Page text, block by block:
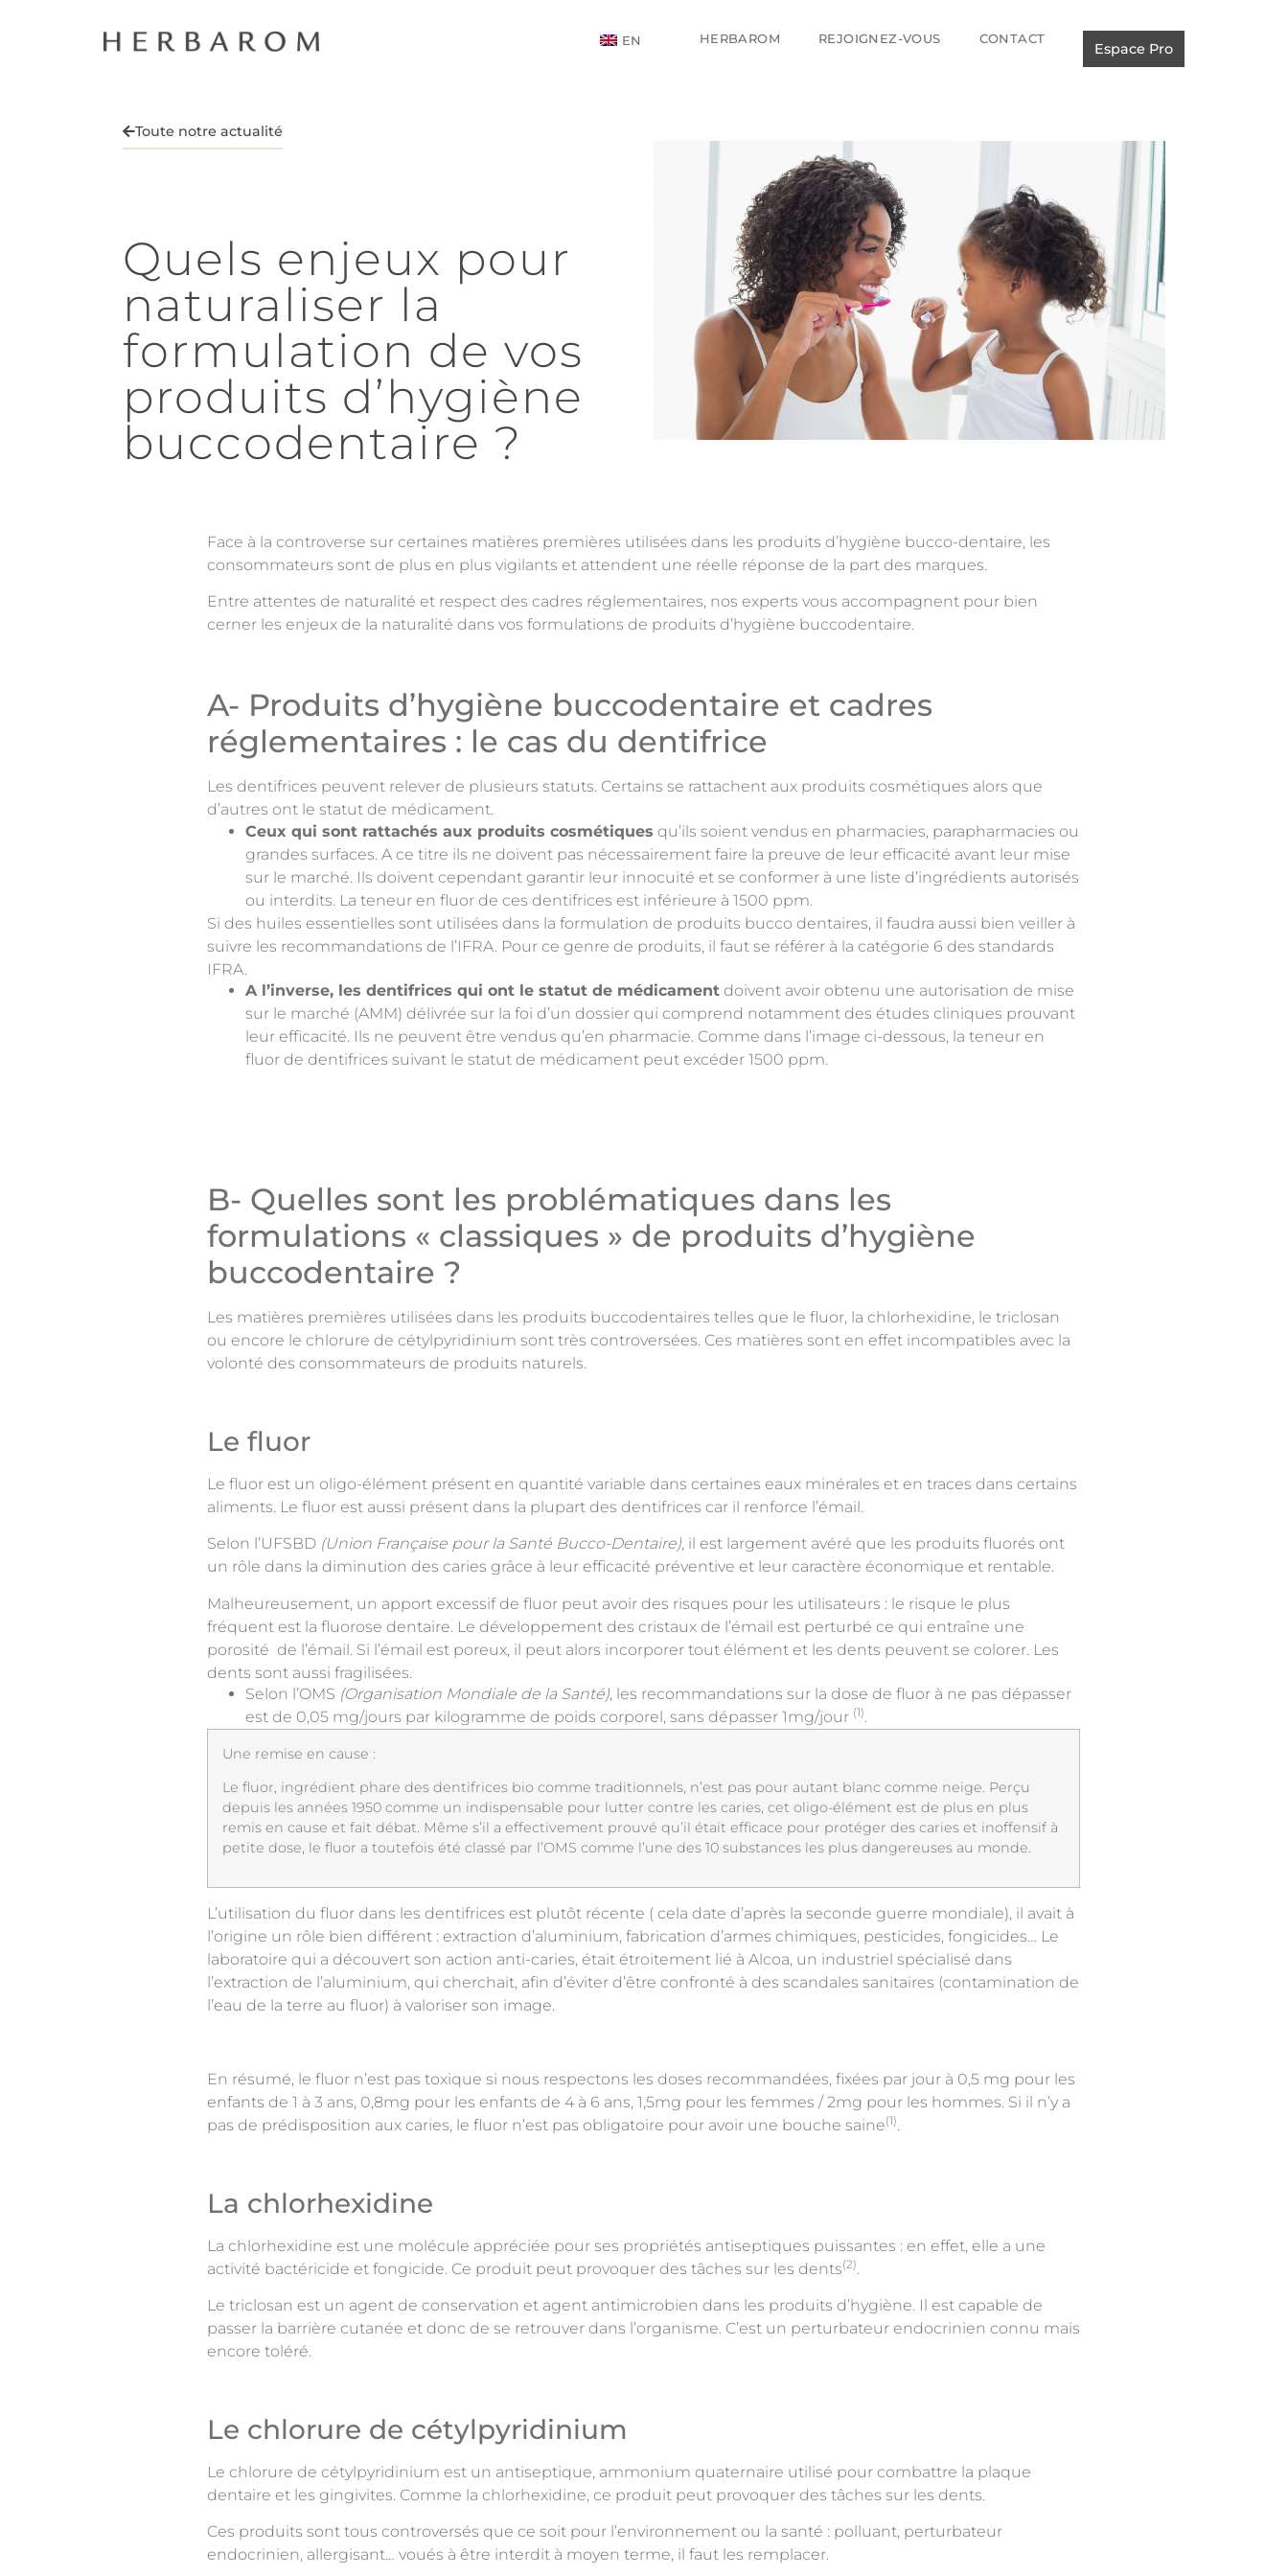
EN HERBAROM REJOIGNEZ-VOUS CONTACT
Espace Pro
Toute notre actualité
Quels enjeux pour
naturaliser la
formulation de vos
produits d’hygiène
buccodentaire ?
Face à la controverse sur certaines matières premières utilisées dans les produits d’hygiène bucco-dentaire, les
consommateurs sont de plus en plus vigilants et attendent une réelle réponse de la part des marques.
Entre attentes de naturalité et respect des cadres réglementaires, nos experts vous accompagnent pour bien
cerner les enjeux de la naturalité dans vos formulations de produits d’hygiène buccodentaire.
A- Produits d’hygiène buccodentaire et cadres
réglementaires : le cas du dentifrice
Les dentifrices peuvent relever de plusieurs statuts. Certains se rattachent aux produits cosmétiques alors que
d’autres ont le statut de médicament.
Ceux qui sont rattachés aux produits cosmétiques qu’ils soient vendus en pharmacies, parapharmacies ou
grandes surfaces. A ce titre ils ne doivent pas nécessairement faire la preuve de leur efficacité avant leur mise
sur le marché. Ils doivent cependant garantir leur innocuité et se conformer à une liste d’ingrédients autorisés
ou interdits. La teneur en fluor de ces dentifrices est inférieure à 1500 ppm.
Si des huiles essentielles sont utilisées dans la formulation de produits bucco dentaires, il faudra aussi bien veiller à
suivre les recommandations de l’IFRA. Pour ce genre de produits, il faut se référer à la catégorie 6 des standards
IFRA.
A l’inverse, les dentifrices qui ont le statut de médicament doivent avoir obtenu une autorisation de mise
sur le marché (AMM) délivrée sur la foi d’un dossier qui comprend notamment des études cliniques prouvant
leur efficacité. Ils ne peuvent être vendus qu’en pharmacie. Comme dans l’image ci-dessous, la teneur en
fluor de dentifrices suivant le statut de médicament peut excéder 1500 ppm.
B- Quelles sont les problématiques dans les
formulations « classiques » de produits d’hygiène
buccodentaire ?
Les matières premières utilisées dans les produits buccodentaires telles que le fluor, la chlorhexidine, le triclosan
ou encore le chlorure de cétylpyridinium sont très controversées. Ces matières sont en effet incompatibles avec la
volonté des consommateurs de produits naturels.
Le fluor
Le fluor est un oligo-élément présent en quantité variable dans certaines eaux minérales et en traces dans certains
aliments. Le fluor est aussi présent dans la plupart des dentifrices car il renforce l’émail.
Selon l’UFSBD (Union Française pour la Santé Bucco-Dentaire), il est largement avéré que les produits fluorés ont
un rôle dans la diminution des caries grâce à leur efficacité préventive et leur caractère économique et rentable.
Malheureusement, un apport excessif de fluor peut avoir des risques pour les utilisateurs : le risque le plus
fréquent est la fluorose dentaire. Le développement des cristaux de l’émail est perturbé ce qui entraîne une
porosité de l’émail. Si l’émail est poreux, il peut alors incorporer tout élément et les dents peuvent se colorer. Les
dents sont aussi fragilisées.
Selon l’OMS (Organisation Mondiale de la Santé), les recommandations sur la dose de fluor à ne pas dépasser
est de 0,05 mg/jours par kilogramme de poids corporel, sans dépasser 1mg/jour (1).
Une remise en cause :
Le fluor, ingrédient phare des dentifrices bio comme traditionnels, n’est pas pour autant blanc comme neige. Perçu
depuis les années 1950 comme un indispensable pour lutter contre les caries, cet oligo-élément est de plus en plus
remis en cause et fait débat. Même s’il a effectivement prouvé qu’il était efficace pour protéger des caries et inoffensif à
petite dose, le fluor a toutefois été classé par l’OMS comme l’une des 10 substances les plus dangereuses au monde.
L’utilisation du fluor dans les dentifrices est plutôt récente ( cela date d’après la seconde guerre mondiale), il avait à
l’origine un rôle bien différent : extraction d’aluminium, fabrication d’armes chimiques, pesticides, fongicides… Le
laboratoire qui a découvert son action anti-caries, était étroitement lié à Alcoa, un industriel spécialisé dans
l’extraction de l’aluminium, qui cherchait, afin d’éviter d’être confronté à des scandales sanitaires (contamination de
l’eau de la terre au fluor) à valoriser son image.
En résumé, le fluor n’est pas toxique si nous respectons les doses recommandées, fixées par jour à 0,5 mg pour les
enfants de 1 à 3 ans, 0,8mg pour les enfants de 4 à 6 ans, 1,5mg pour les femmes / 2mg pour les hommes. Si il n’y a
pas de prédisposition aux caries, le fluor n’est pas obligatoire pour avoir une bouche saine(1).
La chlorhexidine
La chlorhexidine est une molécule appréciée pour ses propriétés antiseptiques puissantes : en effet, elle a une
activité bactéricide et fongicide. Ce produit peut provoquer des tâches sur les dents(2).
Le triclosan est un agent de conservation et agent antimicrobien dans les produits d’hygiène. Il est capable de
passer la barrière cutanée et donc de se retrouver dans l’organisme. C’est un perturbateur endocrinien connu mais
encore toléré.
Le chlorure de cétylpyridinium
Le chlorure de cétylpyridinium est un antiseptique, ammonium quaternaire utilisé pour combattre la plaque
dentaire et les gingivites. Comme la chlorhexidine, ce produit peut provoquer des tâches sur les dents.
Ces produits sont tous controversés que ce soit pour l’environnement ou la santé : polluant, perturbateur
endocrinien, allergisant… voués à être interdit à moyen terme, il faut les remplacer.